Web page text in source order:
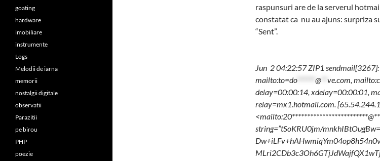
raspunsuri are de la serverul
constatat ca nu au ajuns: surpriza
“Sent”.
Jun 2 04:22:57 ZIP1
mailto:to=do****** @ ve.com,
delay=00:00:14, xdelay=00:00:01,
relay=mx1.hotmail.com.
string=”tSoKRU0jm/
goating
hardware
imobiliare
instrumente
Logs
Melodii de iarna
memorii
nostalgii digitale
observatii
Parazitii
pe birou
PHP
poezie